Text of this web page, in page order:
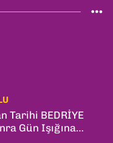
Tarihi BEDRİYE
Gün Işığına